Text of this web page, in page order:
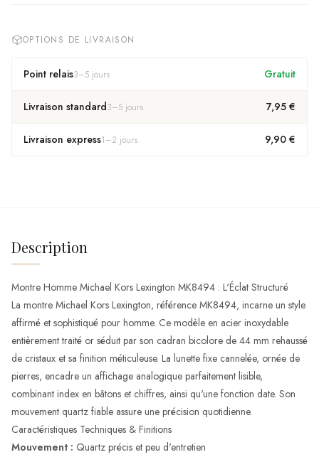
OPTIONS DE LIVRAISON
Point relais3–5 jours Gratuit
Livraison standard3–5 jours 7,95 €
Livraison express1–2 jours 9,90 €
Description
Montre Homme Michael Kors Lexington MK8494 : L'Éclat Structuré
La montre Michael Kors Lexington, référence MK8494, incarne un style
affirmé et sophistiqué pour homme. Ce modèle en acier inoxydable
entièrement traité or séduit par son cadran bicolore de 44 mm rehaussé
de cristaux et sa finition méticuleuse. La lunette fixe cannelée, ornée de
pierres, encadre un affichage analogique parfaitement lisible,
combinant index en bâtons et chiffres, ainsi qu'une fonction date. Son
mouvement quartz fiable assure une précision quotidienne.
Caractéristiques Techniques & Finitions
Mouvement : Quartz précis et peu d'entretien